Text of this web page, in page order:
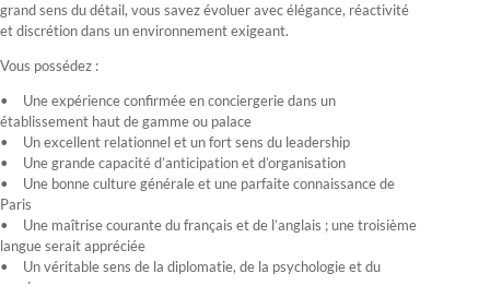
grand sens du détail, vous savez évoluer avec élégance, réactivité
et discrétion dans un environnement exigeant.
Vous possédez :
Une expérience confirmée en conciergerie dans un
établissement haut de gamme ou palace
Un excellent relationnel et un fort sens du leadership
Une grande capacité d’anticipation et d’organisation
Une bonne culture générale et une parfaite connaissance de
Paris
Une maîtrise courante du français et de l’anglais ; une troisième
langue serait appréciée
Un véritable sens de la diplomatie, de la psychologie et du